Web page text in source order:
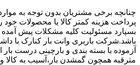
چنانچه برخی مشتریان بدون توجه به
پرداخت هزینه کمتر کالا یا محصولات خود
بسپارد مسئولیت کلیه مشکلات پیش آمده
باشد.شرکت باربری وانت بار کنارک با
آزموده با بسته بندی و بارچینی درست بار
مترقبه همچون گمشدن بار،آسیب به کالا